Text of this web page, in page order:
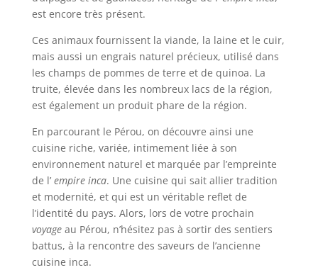
est encore très présent.
Ces animaux fournissent la viande, la laine et le cuir,
mais aussi un engrais naturel précieux, utilisé dans
les champs de pommes de terre et de quinoa. La
truite, élevée dans les nombreux lacs de la région,
est également un produit phare de la région.
En parcourant le Pérou, on découvre ainsi une
cuisine riche, variée, intimement liée à son
environnement naturel et marquée par l’empreinte
de l’ empire inca. Une cuisine qui sait allier tradition
et modernité, et qui est un véritable reflet de
l’identité du pays. Alors, lors de votre prochain
voyageau Pérou, n’hésitez pas à sortir des sentiers
battus, à la rencontre des saveurs de l’ancienne
cuisine inca.